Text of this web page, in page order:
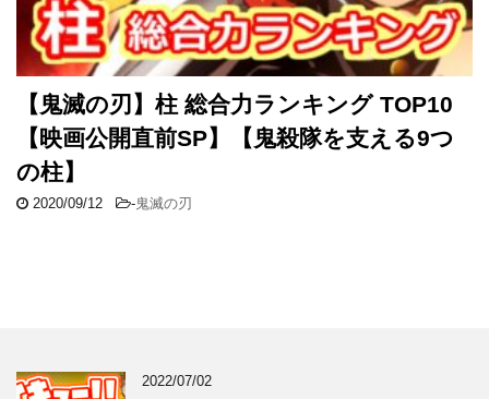
【鬼滅の刃】柱 総合力ランキング TOP10
【映画公開直前SP】【鬼殺隊を支える9つ
の柱】
2020/09/12 -鬼滅の刃
2022/07/02